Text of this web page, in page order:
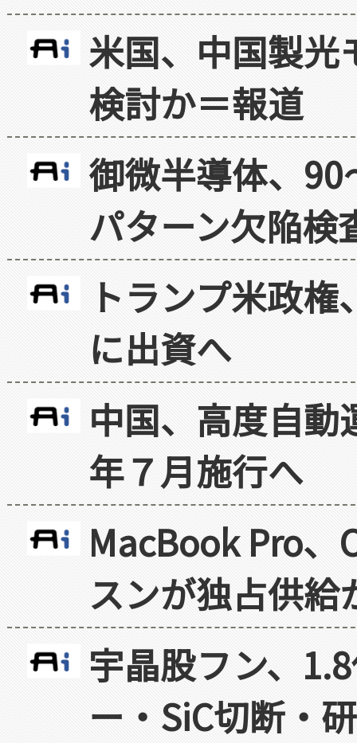
米国、中国製光
検討か＝報道
御微半導体、
パターン欠陥検
トランプ米政
に出資へ
中国、高度自
年７月施行へ
MacBook Pro
スンが独占供給
宇晶股フン、
ー・SiC切断・